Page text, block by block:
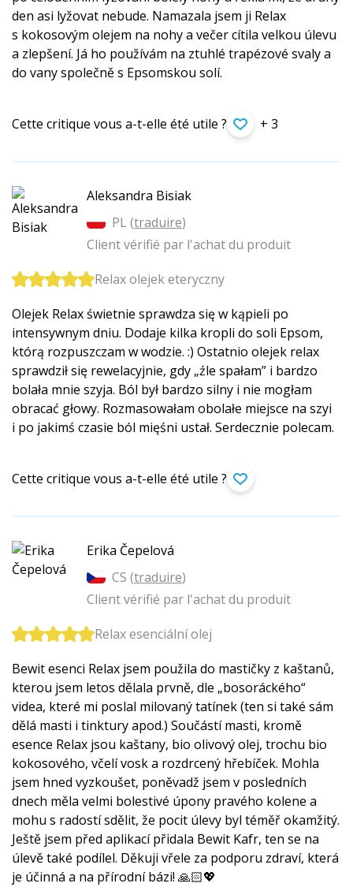
den asi lyžovat nebude. Namazala jsem ji Relax
s kokosovým olejem na nohy a večer cítila velkou úlevu
a zlepšení. Já ho používám na ztuhlé trapézové svaly a
do vany společně s Epsomskou solí.
Cette critique vous a-t-elle été utile ? + 3
Aleksandra Bisiak
PL (traduire)
Client vérifié par l'achat du produit
Relax olejek eteryczny
Olejek Relax świetnie sprawdza się w kąpieli po
intensywnym dniu. Dodaje kilka kropli do soli Epsom,
którą rozpuszczam w wodzie. :) Ostatnio olejek relax
sprawdził się rewelacyjnie, gdy „źle spałam” i bardzo
bolała mnie szyja. Ból był bardzo silny i nie mogłam
obracać głowy. Rozmasowałam obolałe miejsce na szyi
i po jakimś czasie ból mięśni ustał. Serdecznie polecam.
Cette critique vous a-t-elle été utile ?
Erika Čepelová
CS (traduire)
Client vérifié par l'achat du produit
Relax esenciální olej
Bewit esenci Relax jsem použila do mastičky z kaštanů,
kterou jsem letos dělala prvně, dle „bosoráckého“
videa, které mi poslal milovaný tatínek (ten si také sám
dělá masti i tinktury apod.) Součástí masti, kromě
esence Relax jsou kaštany, bio olivový olej, trochu bio
kokosového, včelí vosk a rozdrcený hřebíček. Mohla
jsem hned vyzkoušet, poněvadž jsem v posledních
dnech měla velmi bolestivé úpony pravého kolene a
mohu s radostí sdělit, že pocit úlevy byl téměř okamžitý.
Ještě jsem před aplikací přidala Bewit Kafr, ten se na
úlevě také podílel. Děkuji vřele za podporu zdraví, která
je účinná a na přírodní bázi! 🙏🏻💖